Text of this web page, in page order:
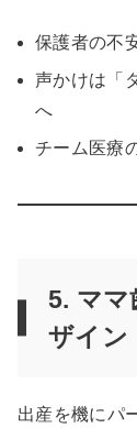
保護者の不
声かけは「
へ
チーム医療
5. ママ
ザイン
出産を機にパ